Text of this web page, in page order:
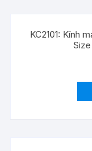
KC2101: Kính